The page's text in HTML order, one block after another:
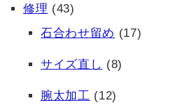
修理 (43)
石合わせ留め (17)
サイズ直し (8)
腕太加工 (12)